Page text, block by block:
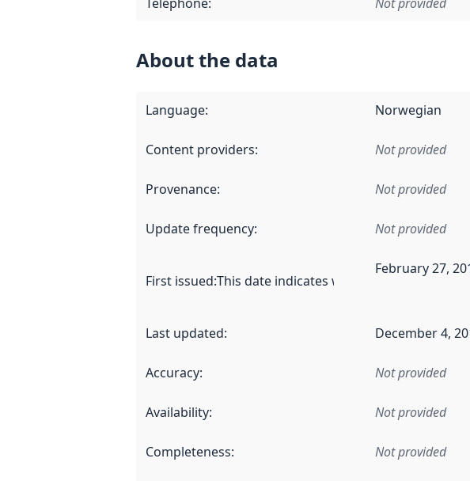
About the data
Language: Norwegian
Content providers: Not provided
Provenance: Not provided
Update frequency: Not provided
First issued:This date indicates when the data in this
February 27,
Last updated: December 4,
Accuracy: Not provided
Availability: Not provided
Completeness: Not provided